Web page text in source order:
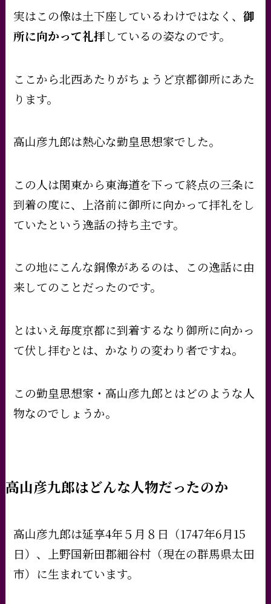
実はこの像は土下座しているわけではなく、御
所に向かって礼拝しているの姿なのです。
ここから北西あたりがちょうど京都御所にあた
ります。
高山彦九郎は熱心な勤皇思想家でした。
この人は関東から東海道を下って終点の三条に
到着の度に、上洛前に御所に向かって拝礼をし
ていたという逸話の持ち主です。
この地にこんな銅像があるのは、この逸話に由
来してのことだったのです。
とはいえ毎度京都に到着するなり御所に向かっ
て伏し拝むとは、かなりの変わり者ですね。
この勤皇思想家・高山彦九郎とはどのような人
物なのでしょうか。
高山彦九郎はどんな人物だったのか
高山彦九郎は延享4年５月８日（1747年6月15
日）、上野国新田郡細谷村（現在の群馬県太田
市）に生まれています。